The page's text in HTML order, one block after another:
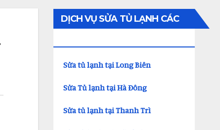
DỊCH VỤ SỬA TỦ LẠNH CÁC
Sửa tủ lạnh tại Long Biên
Sửa Tủ lạnh tại Hà Đông
Sửa tủ lạnh tại Thanh Trì